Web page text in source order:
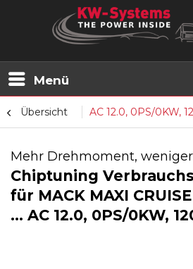
Menü
Übersicht AC 12.0, 0PS/0KW,
Mehr Drehmoment,
Chiptuning
für MACK MAXI
... AC 12.0, 0PS/0KW,